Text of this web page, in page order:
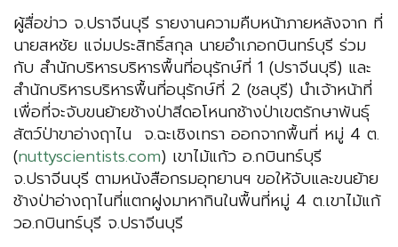
ผู้สื่อข่าว จ.ปราจีนบุรี รายงานความคืบหน้าภายหลังจาก ที่
นายสหชัย แจ่มประสิทธิ์สกุล นายอำเภอกบินทร์บุรี ร่วม
กับ สำนักบริหารบริหารพื้นที่อนุรักษ์ที่ 1 (ปราจีนบุรี) และ
สำนักบริหารบริหารพื้นที่อนุรักษ์ที่ 2 (ชลบุรี) นำเจ้าหน้าที่
เพื่อที่จะจับขนย้ายช้างป่าสีดอโหนกช้างป่าเขตรักษาพันธุ์
สัตว์ป่าขาอ่างฤาไน จ.ฉะเชิงเทรา ออกจากพื้นที่ หมู่ 4 ต.
(nuttyscientists.com) เขาไม้แก้ว อ.กบินทร์บุรี
จ.ปราจีนบุรี ตามหนังสือกรมอุทยานฯ ขอให้จับและขนย้าย
ช้างป่าอ่างฤาไนที่แตกฝูงมาหากินในพื้นที่หมู่ 4 ต.เขาไม้แก้
วอ.กบินทร์บุรี จ.ปราจีนบุรี